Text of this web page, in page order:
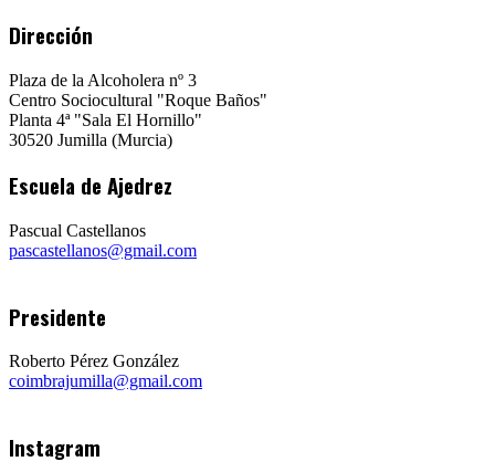
Dirección
Plaza de la Alcoholera nº 3
Centro Sociocultural "Roque Baños"
Planta 4ª "Sala El Hornillo"
30520 Jumilla (Murcia)
Escuela de Ajedrez
Pascual Castellanos
pascastellanos@gmail.com
Presidente
Roberto Pérez González
coimbrajumilla@gmail.com
Instagram